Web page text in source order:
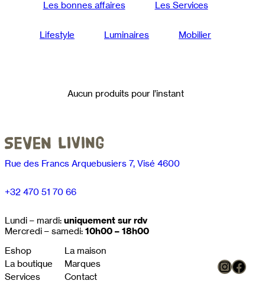
Les bonnes affaires Les Services
Lifestyle Luminaires Mobilier
Aucun produits pour l’instant
Rue des Francs Arquebusiers 7, Visé 4600
+32 470 51 70 66
Lundi – mardi: uniquement sur rdv
Mercredi – samedi: 10h00 – 18h00
Eshop
La boutique
Services
La maison
Marques
Contact